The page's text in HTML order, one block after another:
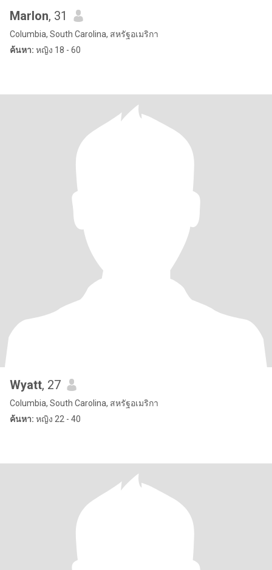
Marlon, 31
Columbia, South Carolina, สหรัฐอเมริกา
ค้นหา: หญิง 18 - 60
Wyatt, 27
Columbia, South Carolina, สหรัฐอเมริกา
ค้นหา: หญิง 22 - 40